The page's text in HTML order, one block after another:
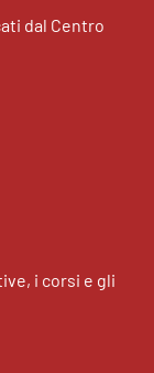
dal Centro
i corsi e gli